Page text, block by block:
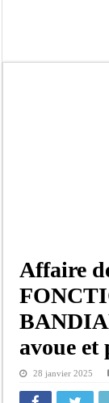
Affaire
avoue et
28 janvier 2025